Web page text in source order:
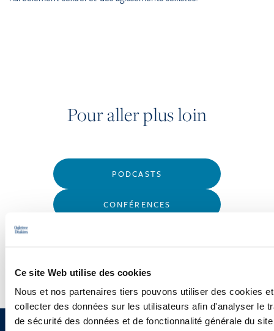
Ce site Web utilise des cookies
Nous et nos partenaires tiers pouvons utiliser des cookies
collecter des données sur les utilisateurs afin d'analyser le
de sécurité des données et de fonctionnalité générale du
Pour aller plus loin
PODCASTS
CONFÉRENCES